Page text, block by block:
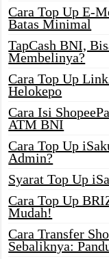
Cara Top Up E-
Batas Minimal
TapCash BNI,
Membelinya?
Cara Top Up
Helokepo
Cara Isi
ATM BNI
Cara Top Up
Admin?
Syarat Top Up
Cara Top Up
Mudah!
Cara Transfer
Sebaliknya: